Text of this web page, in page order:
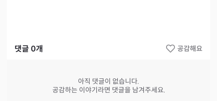
댓글 0개 공감해요
아직 댓글이 없습니다.
공감하는 이야기라면 댓글을 남겨주세요.